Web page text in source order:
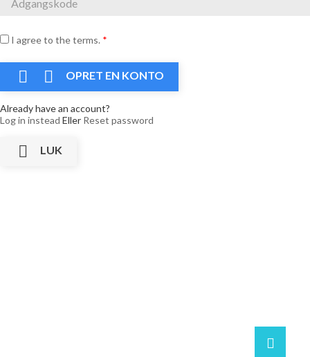
I agree to the terms. *
  OPRET EN KONTO
Already have an account?
Log in instead Eller Reset password
 LUK